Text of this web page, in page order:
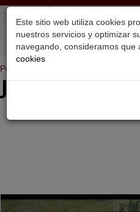
Este sitio web utiliza cookies
nuestros servicios y optimizar
navegando, consideramos que
cookies
Portada
Juan Rubio